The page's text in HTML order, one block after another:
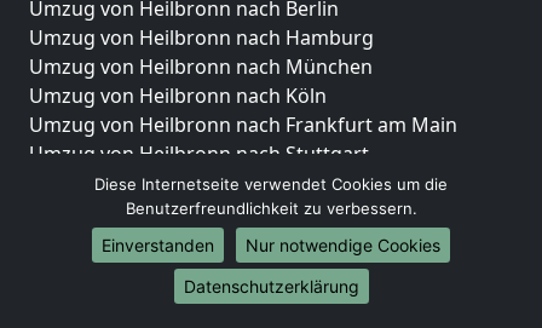
Umzug von Heilbronn nach Berlin
Umzug von Heilbronn nach Hamburg
Umzug von Heilbronn nach München
Umzug von Heilbronn nach Köln
Umzug von Heilbronn nach Frankfurt am Main
Umzug von Heilbronn nach Stuttgart
Umzug von Heilbronn nach Düsseldorf
Umzug von Heilbronn nach Leipzig
Umzug von Heilbronn nach Dortmund
Umzug von Heilbronn nach Essen
Umzug von Heilbronn nach Bremen
Diese Internetseite verwendet Cookies um die
Benutzerfreundlichkeit zu verbessern.
Einverstanden
Nur notwendige Cookies
Datenschutzerklärung